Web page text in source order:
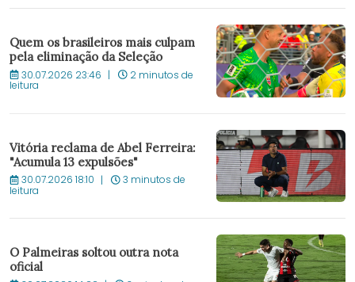
Quem os brasileiros mais culpam
pela eliminação da Seleção
30.07.2026 23:46 2 minutos de
leitura
Vitória reclama de Abel Ferreira:
"Acumula 13 expulsões"
30.07.2026 18:10 3 minutos de
leitura
O Palmeiras soltou outra nota
oficial